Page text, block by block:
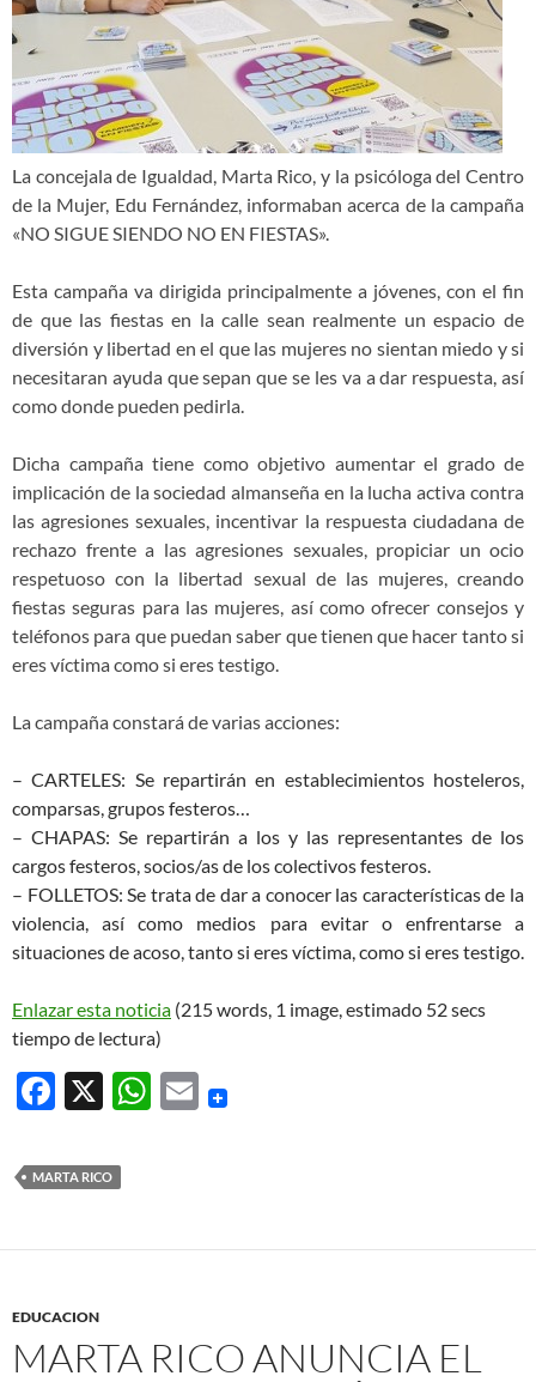
La concejala de Igualdad, Marta Rico, y la psicóloga del Centro
de la Mujer, Edu Fernández, informaban acerca de la campaña
«NO SIGUE SIENDO NO EN FIESTAS».
Esta campaña va dirigida principalmente a jóvenes, con el fin
de que las fiestas en la calle sean realmente un espacio de
diversión y libertad en el que las mujeres no sientan miedo y si
necesitaran ayuda que sepan que se les va a dar respuesta, así
como donde pueden pedirla.
Dicha campaña tiene como objetivo aumentar el grado de
implicación de la sociedad almanseña en la lucha activa contra
las agresiones sexuales, incentivar la respuesta ciudadana de
rechazo frente a las agresiones sexuales, propiciar un ocio
respetuoso con la libertad sexual de las mujeres, creando
fiestas seguras para las mujeres, así como ofrecer consejos y
teléfonos para que puedan saber que tienen que hacer tanto si
eres víctima como si eres testigo.
La campaña constará de varias acciones:
– CARTELES: Se repartirán en establecimientos hosteleros,
comparsas, grupos festeros…
– CHAPAS: Se repartirán a los y las representantes de los
cargos festeros, socios/as de los colectivos festeros.
– FOLLETOS: Se trata de dar a conocer las características de la
violencia, así como medios para evitar o enfrentarse a
situaciones de acoso, tanto si eres víctima, como si eres testigo.
Enlazar esta noticia (215 words, 1 image, estimado 52 secs
tiempo de lectura)
F
e
b
o
k
X
W
A
E
MARTA RICO
EDUCACION
MARTA RICO ANUNCIA EL